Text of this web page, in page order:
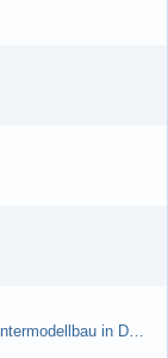
Brushless Buggy Cup am 10.04.2013 auf der Intermodellbau in Dortmund